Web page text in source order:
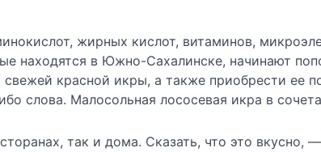
жирных кислот, витаминов,
находятся в Южно-Сахалинске, начинают
красной икры, а также приобрести ее
слова. Малосольная лососевая икра в
так и дома. Сказать, что это вкусно, —